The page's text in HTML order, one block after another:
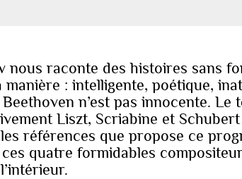
nous raconte des histoires sans
manière : intelligente, poétique,
Beethoven n’est pas innocente.
Liszt, Scriabine et
références que propose ce
ces quatre formidables